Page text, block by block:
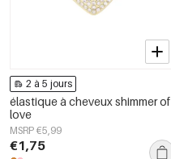
2 à 5 jours
élastique à cheveux shimmer of
love
MSRP €5,99
€1,75